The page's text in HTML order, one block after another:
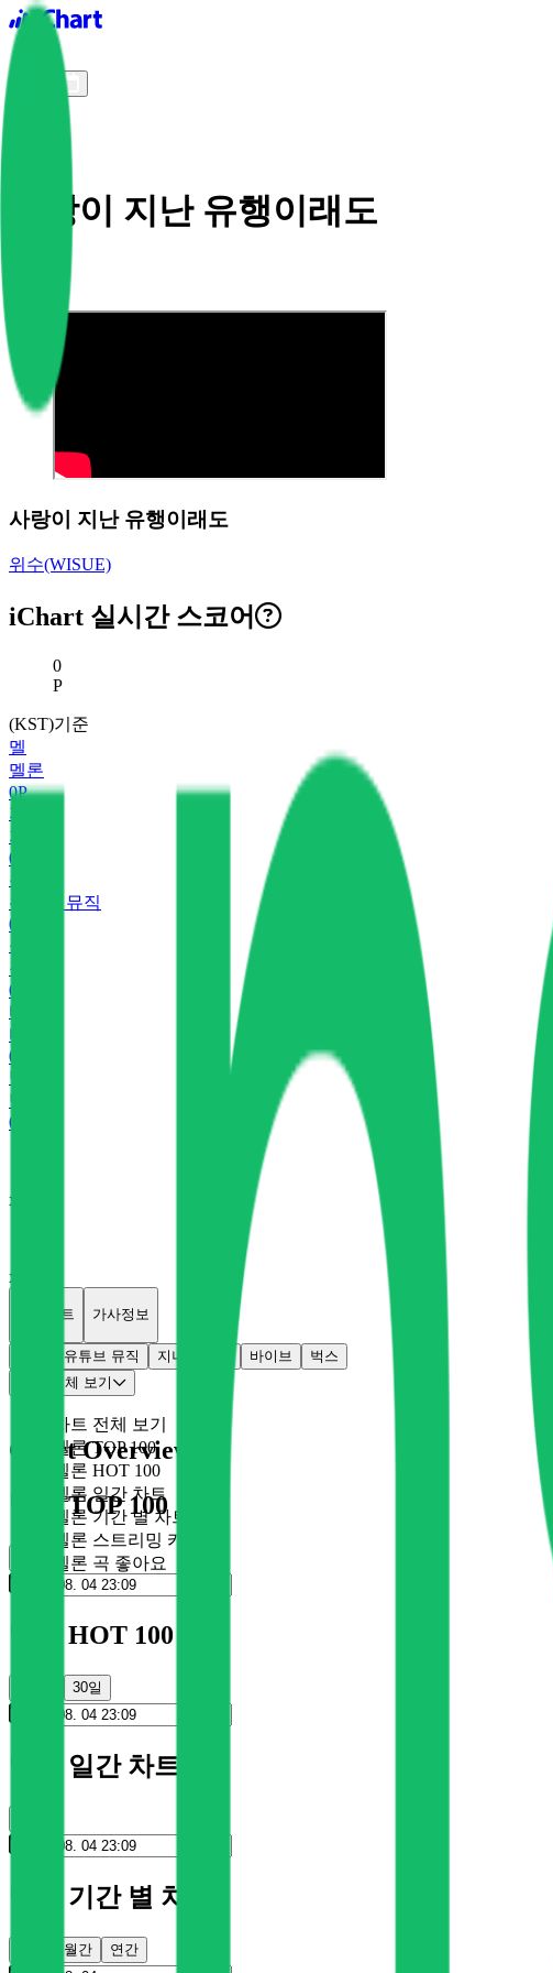
iChart logo
사랑이 지난 유행이래도
사랑이 지난 유행이래도
위수(WISUE)
iChart 실시간 스코어
현재 스코어
0
P
(KST)기준
멜
멜론
0P
지
지니
0
유
유튜브 뮤직
0
플
플로
0
바
바이브
0
벅
벅스
0
x
x
개별차트 가사정보
유튜브 뮤직 지니 바이브
벅스
차트 전체 보기
차트 전체 보기
멜론 TOP 100
멜론 HOT 100
멜론 일간 차트
멜론 기간 별 차트
멜론 스트리밍 카드
멜론 곡 좋아요
Chart Overview
멜론 TOP 100
멜론 HOT 100
30일
멜론 일간 차트
멜론 기간 별 차트
월간 연간